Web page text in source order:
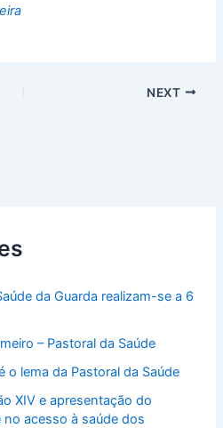
NEXT
da Guarda realizam-se a 6
– Pastoral da Saúde
o lema da Pastoral da Saúde
XIV e apresentação do
acesso à saúde dos